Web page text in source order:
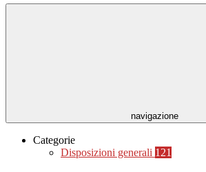
navigazione
Categorie
Disposizioni generali 121